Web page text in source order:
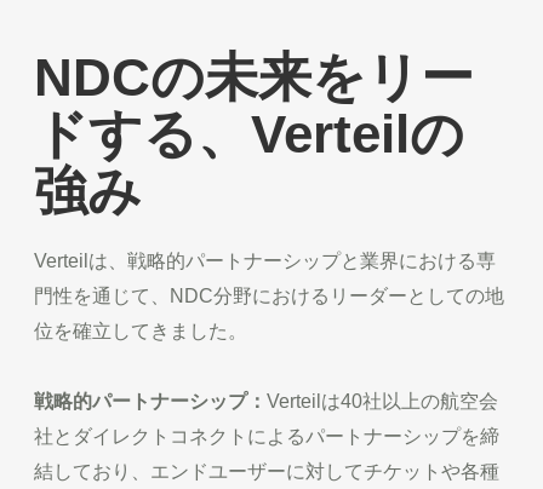
NDCの未来をリー
ドする、Verteilの
強み
Verteilは、戦略的パートナーシップと業界における専
門性を通じて、NDC分野におけるリーダーとしての地
位を確立してきました。
戦略的パートナーシップ： Verteilは40社以上の航空会
社とダイレクトコネクトによるパートナーシップを締
結しており、エンドユーザーに対してチケットや各種